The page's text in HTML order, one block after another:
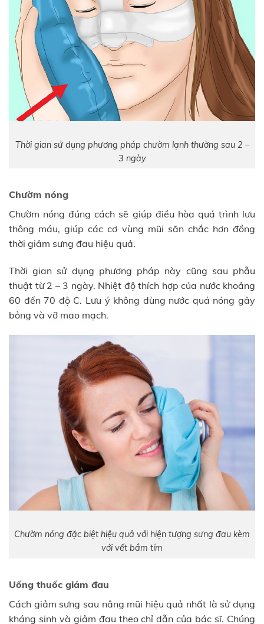
Thời gian sử dụng phương pháp chườm lạnh thường sau 2 –
3 ngày
Chườm nóng
Chườm nóng đúng cách sẽ giúp điều hòa quá trình lưu
thông máu, giúp các cơ vùng mũi săn chắc hơn đồng
thời giảm sưng đau hiệu quả.
Thời gian sử dụng phương pháp này cũng sau phẫu
thuật từ 2 – 3 ngày. Nhiệt độ thích hợp của nước khoảng
60 đến 70 độ C. Lưu ý không dùng nước quá nóng gây
bỏng và vỡ mao mạch.
Chườm nóng đặc biệt hiệu quả với hiện tượng sưng đau kèm
với vết bầm tím
Uống thuốc giảm đau
Cách giảm sưng sau nâng mũi hiệu quả nhất là sử dụng
kháng sinh và giảm đau theo chỉ dẫn của bác sĩ. Chúng